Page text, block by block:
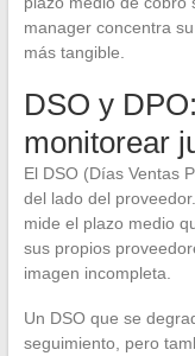
manager concentra
más tangible.
DSO y
monitorear
El DSO (Días Ventas
del lado del
mide el plazo medio
sus propios
imagen incompleta.
Un DSO que se
seguimiento, pero